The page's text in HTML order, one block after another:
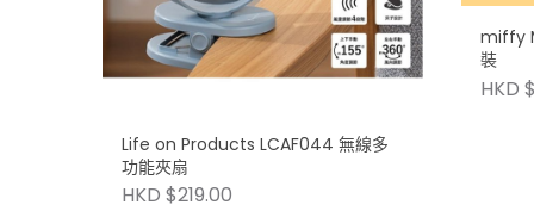
Life on Products LCAF044 無線多
功能夾扇
HKD $219.00
miffy
裝
HKD